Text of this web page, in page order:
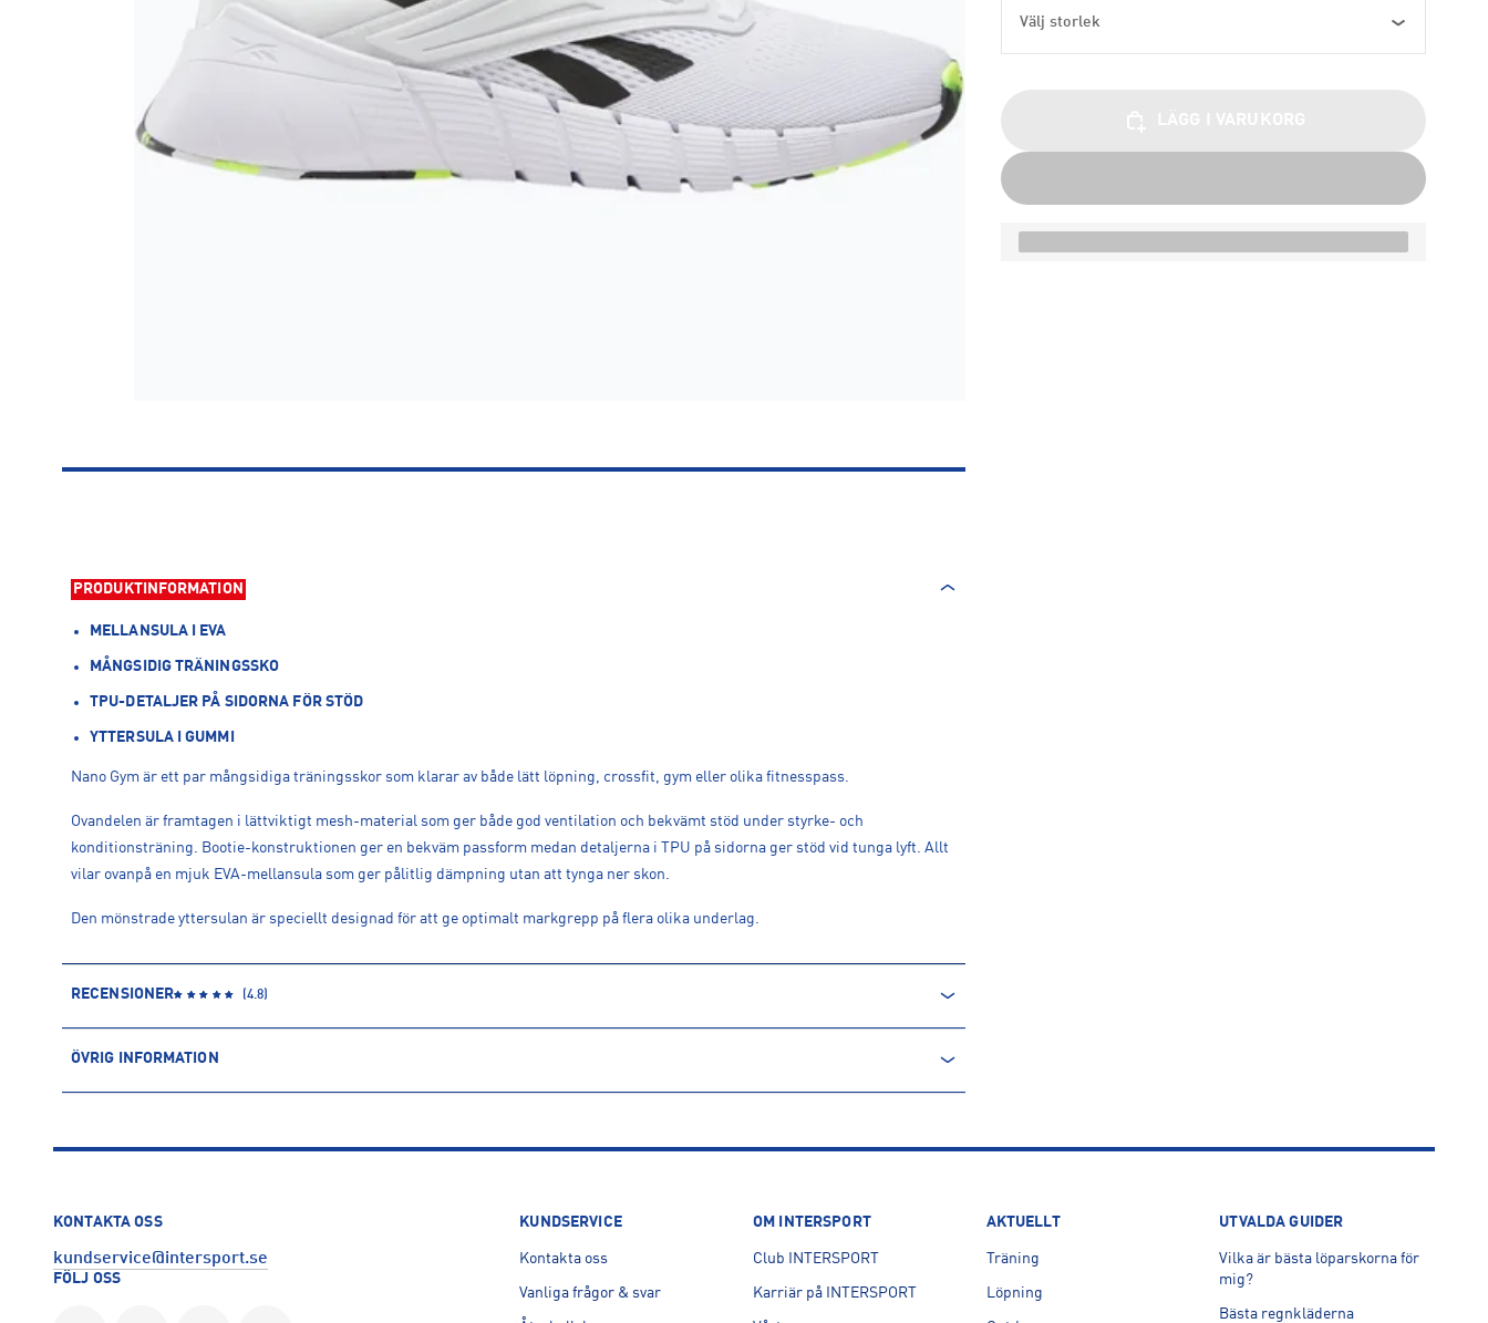
Välj storlek
PRODUKTINFORMATION
MELLANSULA I EVA
MÅNGSIDIG TRÄNINGSSKO
TPU-DETALJER PÅ SIDORNA FÖR STÖD
YTTERSULA I GUMMI
Nano Gym är ett par mångsidiga träningsskor som klarar av både lätt löpning, crossfit, gym eller olika fitnesspass.
Ovandelen är framtagen i lättviktigt mesh-material som ger både god ventilation och bekvämt stöd under styrke- och
konditionsträning. Bootie-konstruktionen ger en bekväm passform medan detaljerna i TPU på sidorna ger stöd vid tunga lyft. Allt
vilar ovanpå en mjuk EVA-mellansula som ger pålitlig dämpning utan att tynga ner skon.
Den mönstrade yttersulan är speciellt designad för att ge optimalt markgrepp på flera olika underlag.
RECENSIONER (4.8)
ÖVRIG INFORMATION
Leverantörens produktnummer: W0244690
Tillverkaradress: Batra Group - Arthur Stanley House, 52 Tottenham Street, W1T 4RN, London, UK
KONTAKTA OSS
kundservice@intersport.se
FÖLJ OSS
KUNDSERVICE
Kontakta oss
Vanliga frågor & svar
OM INTERSPORT
Club INTERSPORT
Karriär på INTERSPORT
AKTUELLT
Träning
Löpning
UTVALDA GUIDER
Vilka är bästa löparskorna för
mig?
Bästa regnkläderna